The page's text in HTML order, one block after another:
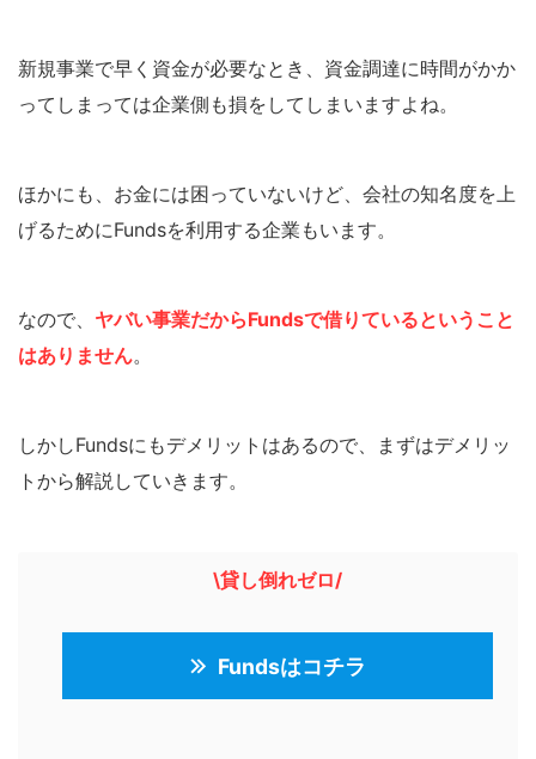
新規事業で早く資金が必要なとき、資金調達に時間がかか
ってしまっては企業側も損をしてしまいますよね。
ほかにも、お金には困っていないけど、会社の知名度を上
げるためにFundsを利用する企業もいます。
なので、 ヤバい事業だからFundsで借りているということ
はありません。
しかしFundsにもデメリットはあるので、まずはデメリッ
トから解説していきます。
\貸し倒れゼロ/
Fundsはコチラ